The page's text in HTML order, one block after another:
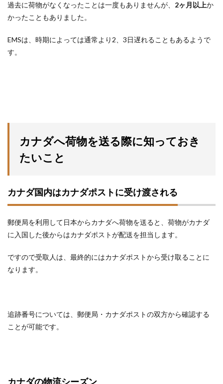
過去に荷物がなくなったことは一度もありませんが、 2ヶ月以上か
かったこともありました。
EMSは、時期によっては通常より2、3日遅れることもあるようで
す。
カナダへ荷物を送る際に知っておき
たいこと
カナダ国内はカナダポストに受け渡される
郵便局を利用して日本からカナダへ荷物を送ると、荷物がカナダ
に入国した後からはカナダポストが配送を担当します。
ですので受取人は、最終的にはカナダポストから受け取ることに
なります。
追跡番号については、郵便局・カナダポストの双方から確認する
ことが可能です。
カナダの物流シーズン